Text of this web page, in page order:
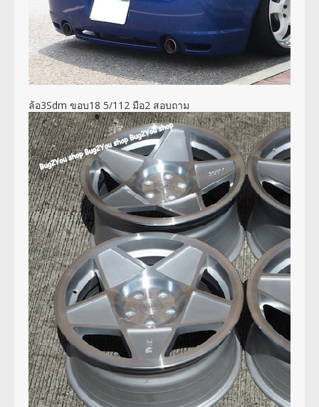
ล้อ3Sdm ขอบ18 5/112 มือ2 สอบถาม